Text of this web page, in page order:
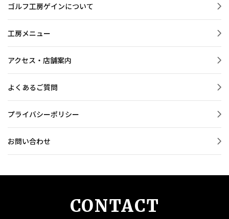
ゴルフ工房ゲインについて
工房メニュー
アクセス・店舗案内
よくあるご質問
プライバシーポリシー
お問い合わせ
CONTACT